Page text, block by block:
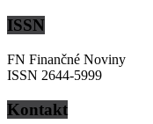
ISSN
FN Finančné Noviny
ISSN 2644-5999
Kontakt